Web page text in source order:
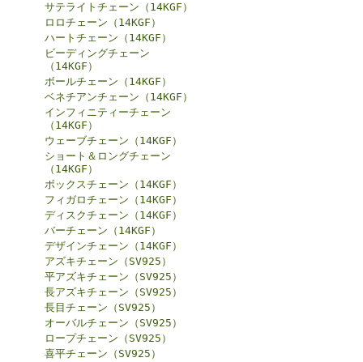
サテライトチェーン（14KGF）
ロロチェーン（14KGF）
ハートチェーン（14KGF）
ビーディングチェーン
（14KGF）
ボールチェーン（14KGF）
ベネチアンチェーン（14KGF）
インフィニティーチェーン
（14KGF）
ウェーブチェーン（14KGF）
ショート＆ロングチェーン
（14KGF）
ボックスチェーン（14KGF）
フィガロチェーン（14KGF）
ディスクチェーン（14KGF）
バーチェーン（14KGF）
デザインチェーン（14KGF）
アズキチェーン（SV925）
平アズキチェーン（SV925）
長アズキチェーン（SV925）
長目チェーン（SV925）
オーバルチェーン（SV925）
ロープチェーン（SV925）
喜平チェーン（SV925）